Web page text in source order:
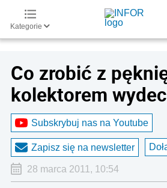
Kategorie
Co zrobić z
kolektorem
Subskrybuj nas na Youtube
Zapisz się na newsletter
28 marca 2011, 10:54